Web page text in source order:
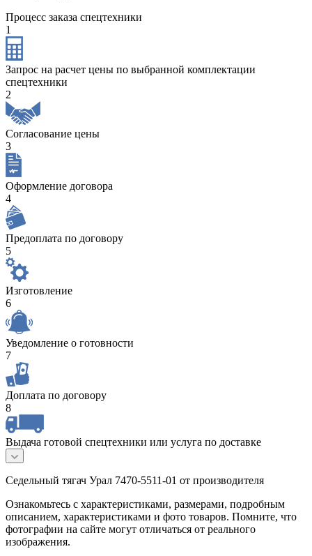
Процесс заказа спецтехники
1
Запрос на расчет цены по выбранной комплектации
спецтехники
2
Согласование цены
3
Оформление договора
4
Предоплата по договору
5
Изготовление
6
Уведомление о готовности
7
Доплата по договору
8
Выдача готовой спецтехники или услуга по доставке
Седельный тягач Урал 7470-5511-01 от производителя
Ознакомьтесь с характеристиками, размерами, подробным
описанием, характеристиками и фото товаров. Помните, что
фотографии на сайте могут отличаться от реального
изображения.